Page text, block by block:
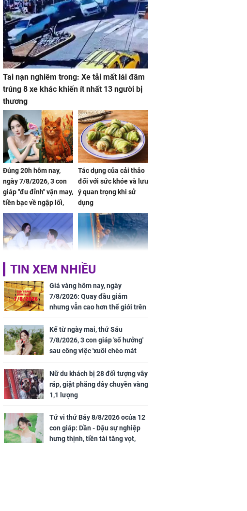
Tai nạn nghiêm trong: Xe tải mất lái đâm
trúng 8 xe khác khiến ít nhất 13 người bị
thương
Đúng 20h hôm nay,
ngày 7/8/2026, 3 con
giáp "đu đỉnh" vận may,
tiền bạc về ngập lối,
đón lộc ấm no, tình
tiền viên mãn
Tác dụng của cải thảo
đối với sức khỏe và lưu
ý quan trọng khi sử
dụng
Phát hiện vợ giấu
chuyện từng có chồng,
tôi đòi ly hôn nhưng
sững sờ khi nghe mẹ
tôi buông câu này
Ngư dân mất tích đã
được tìm thấy còn
sống sau 26 ngày lênh
đênh trên biển Thái
Bình Dương
sau tin đồn thay tim,
cởi áo chứng minh sức
khỏe
TIN XEM NHIỀU
Giá vàng hôm nay, ngày
7/8/2026: Quay đầu giảm
nhưng vẫn cao hơn thế giới trên
7 triệu đồng
Kể từ ngày mai, thứ Sáu
7/8/2026, 3 con giáp 'số hưởng'
sau công việc 'xuôi chèo mát
mái', tiền tài 'thu về như nước',
tình duyên viên mãn
Nữ du khách bị 28 đối tượng vây
ráp, giật phăng dây chuyền vàng
1,1 lượng
Tử vi thứ Bảy 8/8/2026 ocủa 12
con giáp: Dần - Dậu sự nghiệp
hưng thịnh, tiền tài tăng vọt,